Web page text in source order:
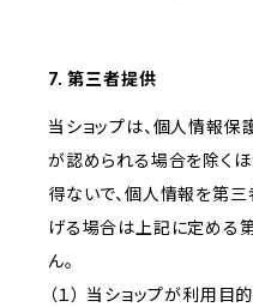
7. 第三者提供
当ショップは、個人情報
が認められる場合を除く
得ないで、個人情報を第三
げる場合は上記に定める
ん。
（１） 当ショップが利用